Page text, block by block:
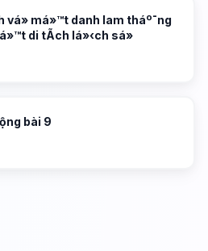
vá» má»™t danh lam tháº¯ng
di tÃ­ch lá»‹ch sá»­
bài 9